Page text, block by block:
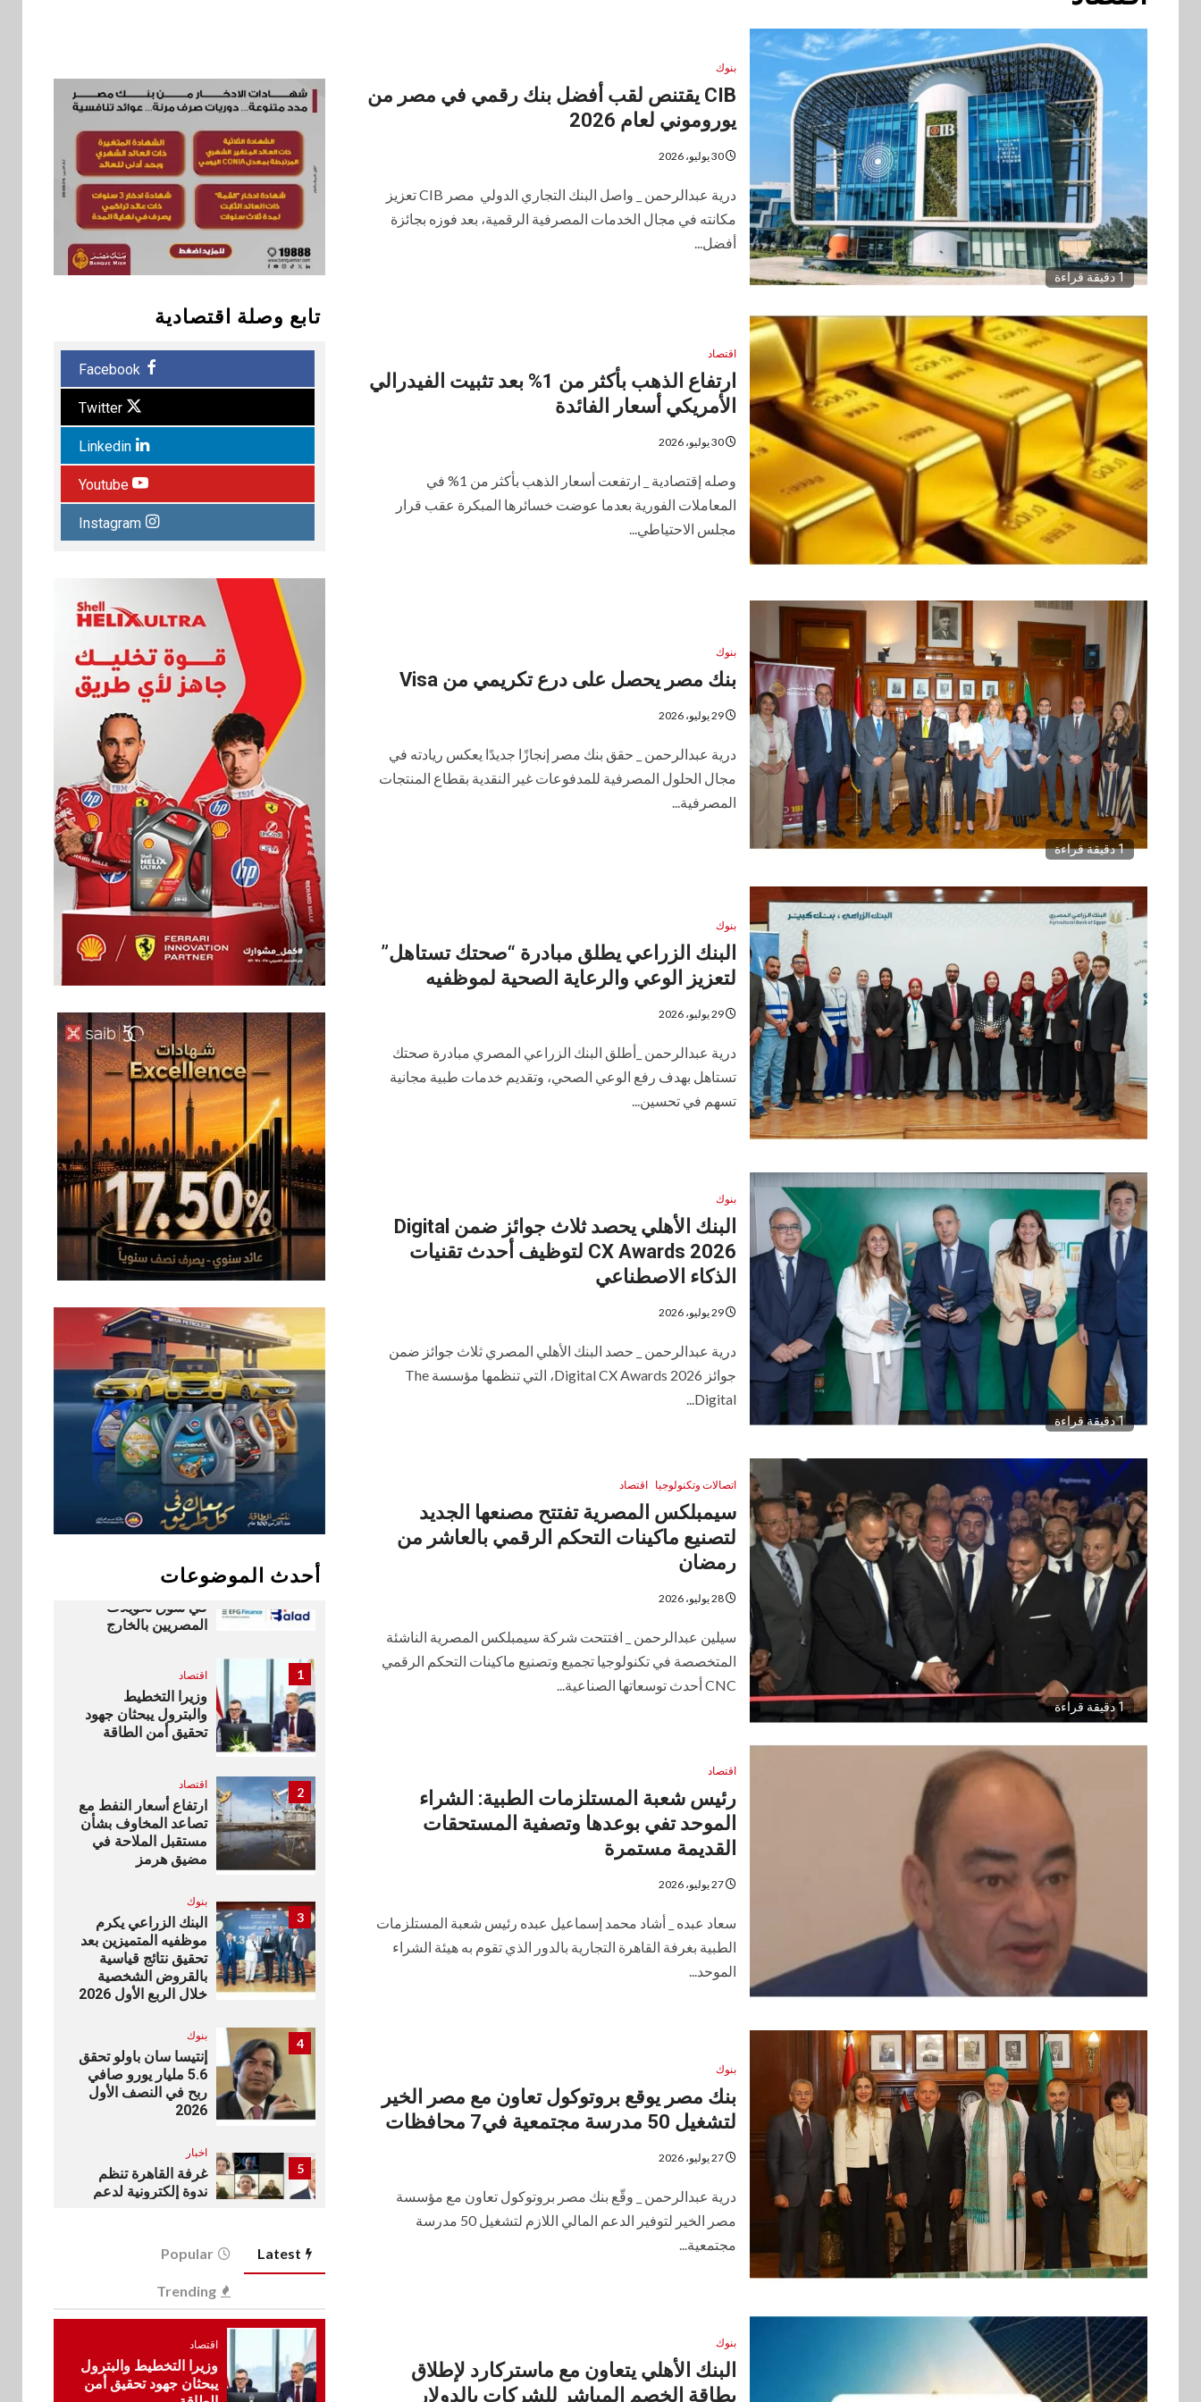
1 دقيقة قراءة
بنوك
CIB يقتنص لقب أفضل بنك رقمي في مصر من
يوروموني لعام 2026
30 يوليو، 2026
درية عبدالرحمن _ واصل البنك التجاري الدولي مصر CIB تعزيز
مكانته في مجال الخدمات المصرفية الرقمية، بعد فوزه بجائزة
أفضل...
اقتصاد
ارتفاع الذهب بأكثر من 1% بعد تثبيت الفيدرالي
الأمريكي أسعار الفائدة
30 يوليو، 2026
وصله إقتصادية _ ارتفعت أسعار الذهب بأكثر من 1% في
المعاملات الفورية بعدما عوضت خسائرها المبكرة عقب قرار
مجلس الاحتياطي...
1 دقيقة قراءة
بنوك
بنك مصر يحصل على درع تكريمي من Visa
29 يوليو، 2026
درية عبدالرحمن _ حقق بنك مصر إنجازًا جديدًا يعكس ريادته في
مجال الحلول المصرفية للمدفوعات غير النقدية بقطاع المنتجات
المصرفية...
بنوك
البنك الزراعي يطلق مبادرة “صحتك تستاهل”
لتعزيز الوعي والرعاية الصحية لموظفيه
29 يوليو، 2026
درية عبدالرحمن _أطلق البنك الزراعي المصري مبادرة صحتك
تستاهل بهدف رفع الوعي الصحي، وتقديم خدمات طبية مجانية
تسهم في تحسين...
1 دقيقة قراءة
بنوك
البنك الأهلي يحصد ثلاث جوائز ضمن Digital
CX Awards 2026 لتوظيف أحدث تقنيات
الذكاء الاصطناعي
29 يوليو، 2026
درية عبدالرحمن _ حصد البنك الأهلي المصري ثلاث جوائز ضمن
جوائز Digital CX Awards 2026، التي تنظمها مؤسسة The
Digital...
1 دقيقة قراءة
اتصالات وتكنولوجيا اقتصاد
سيمبلكس المصرية تفتتح مصنعها الجديد
لتصنيع ماكينات التحكم الرقمي بالعاشر من
رمضان
28 يوليو، 2026
سيلين عبدالرحمن _ افتتحت شركة سيمبلكس المصرية الناشئة
المتخصصة في تكنولوجيا تجميع وتصنيع ماكينات التحكم الرقمي
CNC أحدث توسعاتها الصناعية...
اقتصاد
رئيس شعبة المستلزمات الطبية: الشراء
الموحد تفي بوعدها وتصفية المستحقات
القديمة مستمرة
27 يوليو، 2026
سعاد عبده _ أشاد محمد إسماعيل عبده رئيس شعبة المستلزمات
الطبية بغرفة القاهرة التجارية بالدور الذي تقوم به هيئة الشراء
الموحد...
بنوك
بنك مصر يوقع بروتوكول تعاون مع مصر الخير
لتشغيل 50 مدرسة مجتمعية في7 محافظات
27 يوليو، 2026
درية عبدالرحمن _ وقّع بنك مصر بروتوكول تعاون مع مؤسسة
مصر الخير لتوفير الدعم المالي اللازم لتشغيل 50 مدرسة
مجتمعية...
بنوك
البنك الأهلي يتعاون مع ماستركارد لإطلاق
بطاقة الخصم المباشر للشركات بالدولار
تابع وصلة اقتصادية
Facebook
Twitter
Linkedin
Youtube
Instagram
أحدث الموضوعات
6 بنوك
بنك مصر يشارك في
فعالية اليوم العالمي
للشباب ويقدم العديد
من العروض المجانية
7 بنوك
بنك QNB مصر يعزز
جاهزية المشروعات
الصغيرة والمتوسطة
للنمو والتوسع
اخبار
فيكسد مصر و”حلول”
أول منصة للسياحة
الصحية في مصر
والشرق الأوسط
وأفريقيا Tour4Cure
9 سوق وصلة
هواوي: هاتف nova 15
Max بطارية ضخمة
وتصميم متين جهازًا
مثاليًا للشباب
اقتصاد
تستعرض خطط نمو
«بلد» لتعزيز حضورها
في سوق تحويلات
المصريين بالخارج
1 اقتصاد
وزيرا التخطيط
والبترول يبحثان جهود
تحقيق أمن الطاقة
2 اقتصاد
ارتفاع أسعار النفط مع
تصاعد المخاوف بشأن
مستقبل الملاحة في
مضيق هرمز
3
بنوك
البنك الزراعي يكرم
موظفيه المتميزين بعد
تحقيق نتائج قياسية
بالقروض الشخصية
خلال الربع الأول 2026
4 بنوك
إنتيسا سان باولو تحقق
5.6 مليار يورو صافي
ربح في النصف الأول
2026
5
اخبار
غرفة القاهرة تنظم
ندوة إلكترونية لدعم
2030
بنوك
بنك مصر يشارك في
للشباب ويقدم العديد
من العروض المجانية
Latest
Popular
Trending
اقتصاد
وزيرا التخطيط والبترول
يبحثان جهود تحقيق أمن